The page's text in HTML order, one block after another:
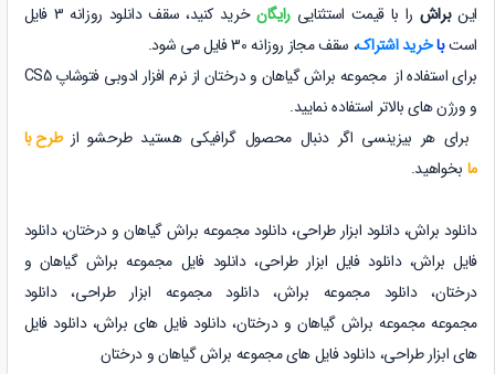
این براش را با قیمت استثنایی رایگان
خرید کنید، سقف دانلود روزانه 3 فایل
است باخرید اشتراک، سقف مجاز روزانه 30 فایل می شود.
برای استفاده از مجموعه براش گیاهان و درختان از نرم افزار ادوبی فتوشاپ CS5
و ورژن های بالاتر استفاده نمایید.
برای هر بیزینسی اگر دنبال محصول گرافیکی هستید طرحشو از طرح با
ما بخواهید.
دانلود براش، دانلود ابزار طراحی، دانلود مجموعه براش گیاهان و درختان، دانلود
فایل براش، دانلود فایل ابزار طراحی، دانلود فایل مجموعه براش گیاهان و
درختان، دانلود مجموعه براش، دانلود مجموعه ابزار طراحی، دانلود
مجموعه مجموعه براش گیاهان و درختان، دانلود فایل های براش، دانلود فایل
های ابزار طراحی، دانلود فایل های مجموعه براش گیاهان و درختان